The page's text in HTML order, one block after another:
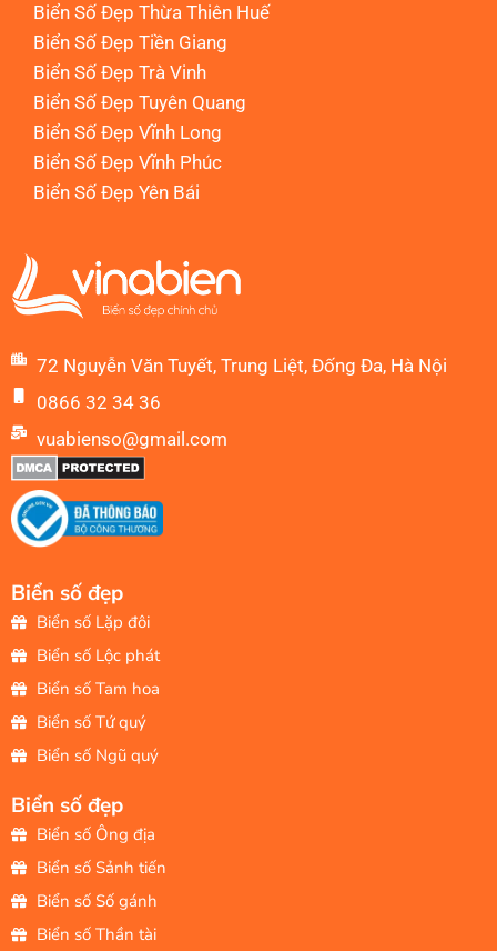
Biển Số Đẹp Thừa Thiên Huế
Biển Số Đẹp Tiền Giang
Biển Số Đẹp Trà Vinh
Biển Số Đẹp Tuyên Quang
Biển Số Đẹp Vĩnh Long
Biển Số Đẹp Vĩnh Phúc
Biển Số Đẹp Yên Bái
72 Nguyễn Văn Tuyết, Trung Liệt, Đống Đa, Hà Nội
0866 32 34 36
vuabienso@gmail.com
Biển số đẹp
Biển số Lặp đôi
Biển số Lộc phát
Biển số Tam hoa
Biển số Tứ quý
Biển số Ngũ quý
Biển số đẹp
Biển số Ông địa
Biển số Sảnh tiến
Biển số Số gánh
Biển số Thần tài